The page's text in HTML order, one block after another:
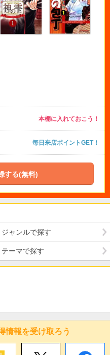
本棚に入れておこう！
毎日来店ポイントGET！
する(無料)
ジャンルで探す
テーマで探す
情報を受け取ろう